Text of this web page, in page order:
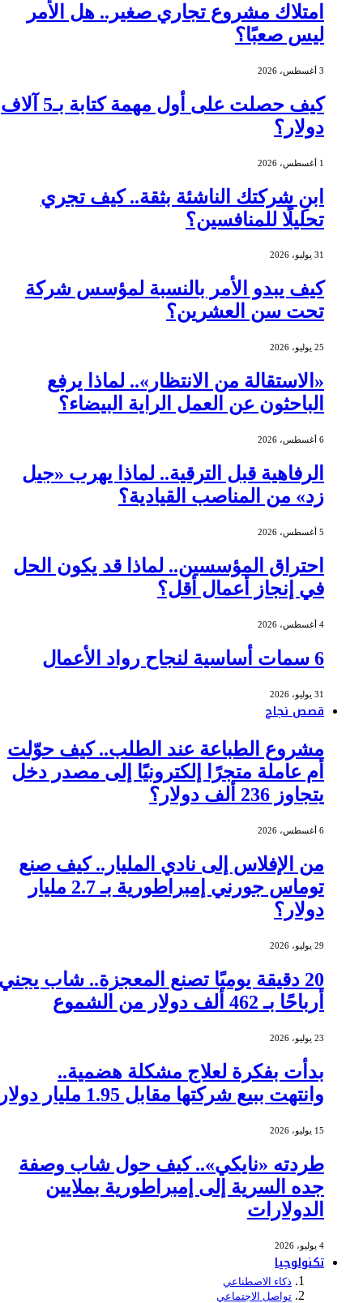
امتلاك مشروع تجاري صغير.. هل الأمر
ليس صعبًا؟
3 أغسطس، 2026
كيف حصلت على أول مهمة كتابة بـ5 آلاف
دولار؟
1 أغسطس، 2026
ابنِ شركتك الناشئة بثقة.. كيف تجري
تحليلًا للمنافسين؟
31 يوليو، 2026
كيف يبدو الأمر بالنسبة لمؤسس شركة
تحت سن العشرين؟
25 يوليو، 2026
«الاستقالة من الانتظار».. لماذا يرفع
الباحثون عن العمل الراية البيضاء؟
6 أغسطس، 2026
الرفاهية قبل الترقية.. لماذا يهرب «جيل
زد» من المناصب القيادية؟
5 أغسطس، 2026
احتراق المؤسسين.. لماذا قد يكون الحل
في إنجاز أعمال أقل؟
4 أغسطس، 2026
6 سمات أساسية لنجاح رواد الأعمال
31 يوليو، 2026
قصص نجاح
مشروع الطباعة عند الطلب.. كيف حوّلت
أم عاملة متجرًا إلكترونيًا إلى مصدر دخل
يتجاوز 236 ألف دولار؟
6 أغسطس، 2026
من الإفلاس إلى نادي المليار.. كيف صنع
توماس جورني إمبراطورية بـ 2.7 مليار
دولار؟
29 يوليو، 2026
20 دقيقة يوميًا تصنع المعجزة.. شاب يجني
أرباحًا بـ 462 ألف دولار من الشموع
23 يوليو، 2026
بدأت بفكرة لعلاج مشكلة هضمية..
وانتهت ببيع شركتها مقابل 1.95 مليار دولار
15 يوليو، 2026
طردته «نايكي».. كيف حول شاب وصفة
جده السرية إلى إمبراطورية بملايين
الدولارات
4 يوليو، 2026
تكنولوجيا
ذكاء الاصطناعي
تواصل الاجتماعي